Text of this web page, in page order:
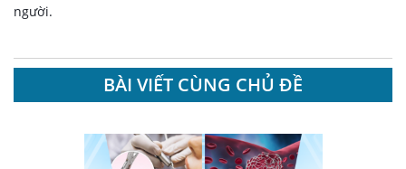
người.
BÀI VIẾT CÙNG CHỦ ĐỀ